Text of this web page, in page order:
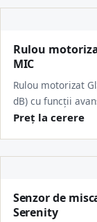
Rulou
MIC
Rulou motorizat
dB) cu funcții
Preț la cerere
Senzor de
Serenity